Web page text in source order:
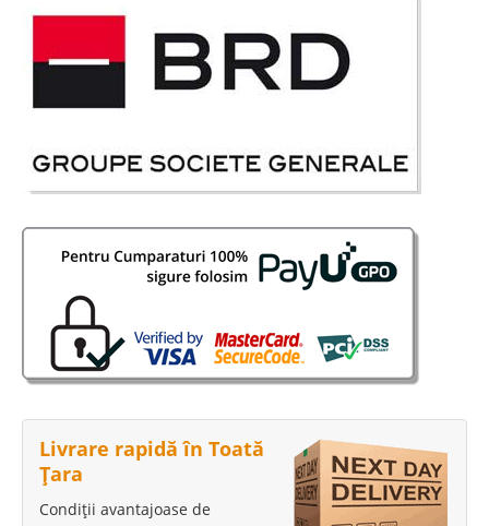
Livrare rapidă în Toată
Țara
Condiții avantajoase de